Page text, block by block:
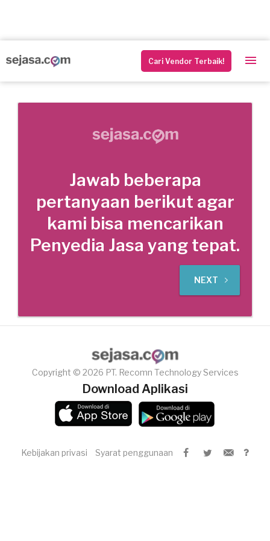
Cari Vendor Terbaik!
Jawab beberapa
pertanyaan berikut agar
kami bisa mencarikan
Penyedia Jasa yang tepat.
NEXT
Copyright © 2026 PT. Recomn Technology Services
Download Aplikasi
Kebijakan privasi Syarat penggunaan